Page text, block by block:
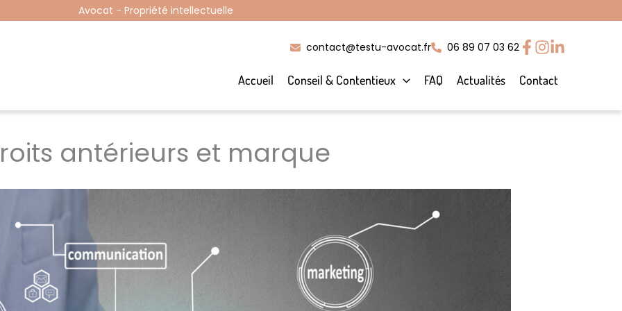
Avocat - Propriété intellectuelle
Accueil Conseil & Contentieux FAQ Actualités Contact
contact@testu-avocat.fr 06 89 07 03 62
antérieurs et marque